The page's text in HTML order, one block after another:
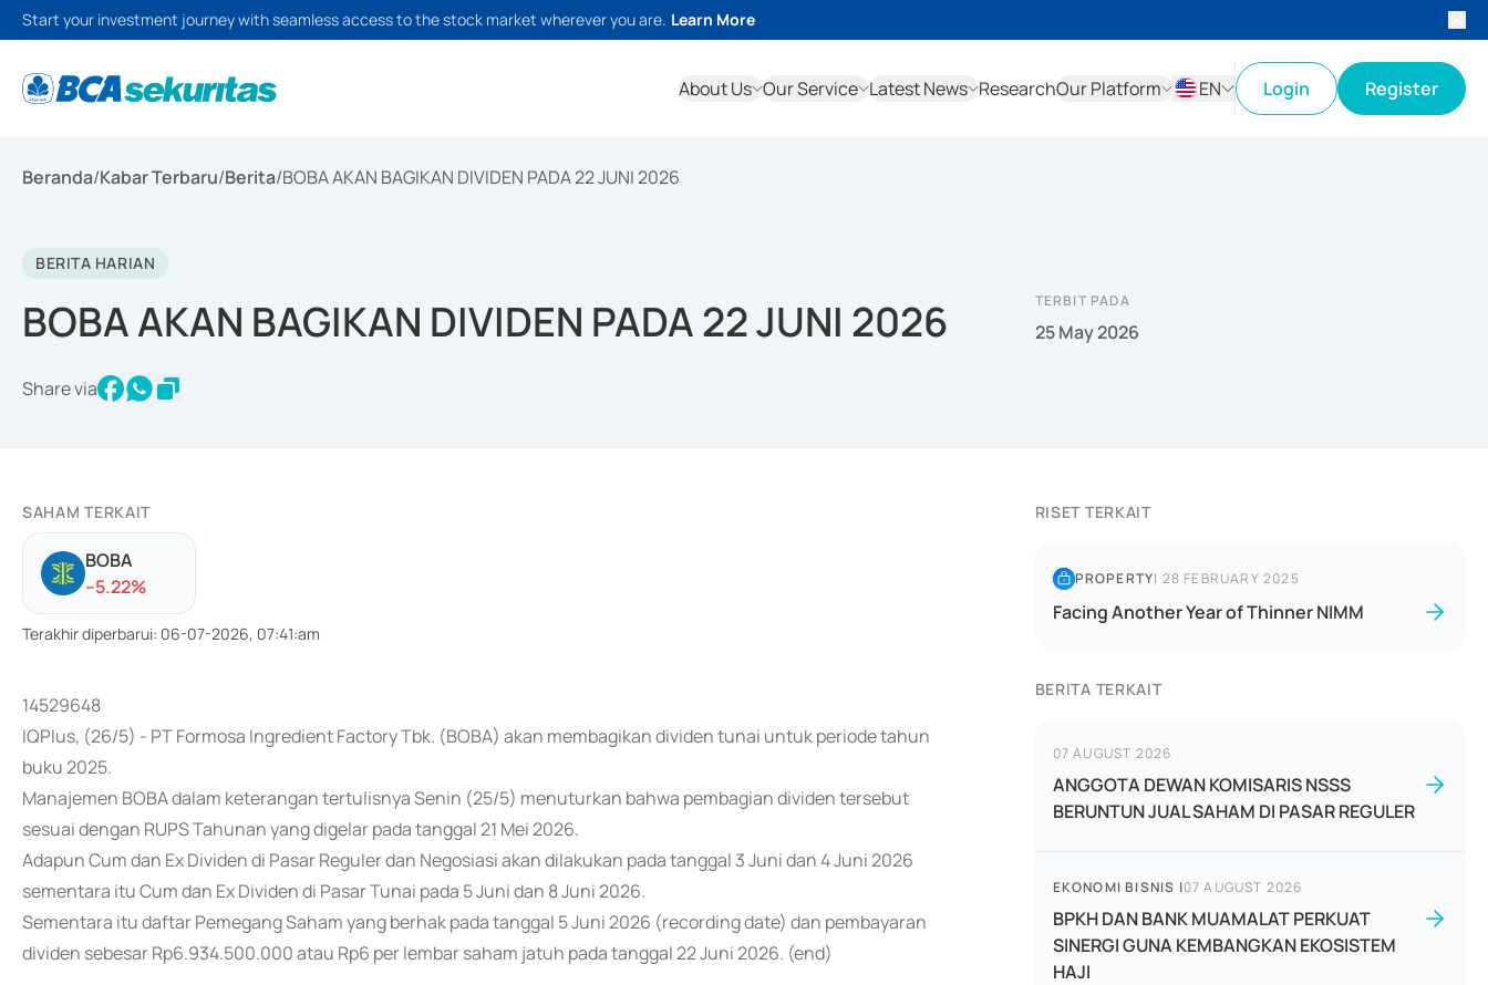
Start your investment journey with seamless access to the stock market wherever you are. Learn More
About Us Our Service Latest News ResearchOur Platform
EN
Login Register
Beranda/Kabar Terbaru/Berita/BOBA AKAN BAGIKAN DIVIDEN PADA 22 JUNI 2026
BERITA HARIAN
BOBA AKAN BAGIKAN DIVIDEN PADA 22 JUNI 2026
Share via
TERBIT PADA
25 May 2026
SAHAM TERKAIT
BOBA
--5.22%
Terakhir diperbarui: 06-07-2026, 07:41:am
14529648
IQPlus, (26/5) - PT Formosa Ingredient Factory Tbk. (BOBA) akan membagikan dividen tunai untuk periode tahun
buku 2025.
Manajemen BOBA dalam keterangan tertulisnya Senin (25/5) menuturkan bahwa pembagian dividen tersebut
sesuai dengan RUPS Tahunan yang digelar pada tanggal 21 Mei 2026.
Adapun Cum dan Ex Dividen di Pasar Reguler dan Negosiasi akan dilakukan pada tanggal 3 Juni dan 4 Juni 2026
sementara itu Cum dan Ex Dividen di Pasar Tunai pada 5 Juni dan 8 Juni 2026.
Sementara itu daftar Pemegang Saham yang berhak pada tanggal 5 Juni 2026 (recording date) dan pembayaran
dividen sebesar Rp6.934.500.000 atau Rp6 per lembar saham jatuh pada tanggal 22 Juni 2026. (end)
RISET TERKAIT
PROPERTY| 28 FEBRUARY 2025
Facing Another Year of Thinner NIMM
BERITA TERKAIT
07 AUGUST 2026
ANGGOTA DEWAN KOMISARIS NSSS
BERUNTUN JUAL SAHAM DI PASAR REGULER
EKONOMI BISNIS |07 AUGUST 2026
BPKH DAN BANK MUAMALAT PERKUAT
SINERGI GUNA KEMBANGKAN EKOSISTEM
HAJI